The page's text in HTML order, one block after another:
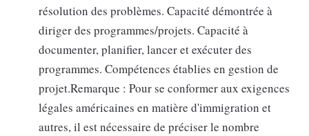
résolution des problèmes. Capacité démontrée à
diriger des programmes/projets. Capacité à
documenter, planifier, lancer et exécuter des
programmes. Compétences établies en gestion de
projet.Remarque : Pour se conformer aux exigences
légales américaines en matière d'immigration et
autres, il est nécessaire de préciser le nombre